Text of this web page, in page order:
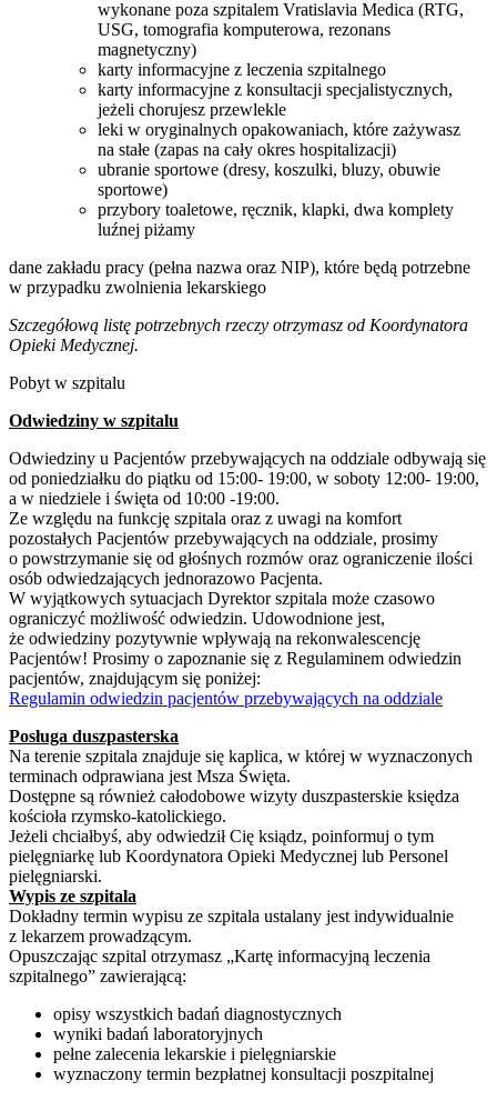
wykonane poza szpitalem Vratislavia Medica (RTG,
USG, tomografia komputerowa, rezonans
magnetyczny)
karty informacyjne z leczenia szpitalnego
karty informacyjne z konsultacji specjalistycznych,
jeżeli chorujesz przewlekle
leki w oryginalnych opakowaniach, które zażywasz
na stałe (zapas na cały okres hospitalizacji)
ubranie sportowe (dresy, koszulki, bluzy, obuwie
sportowe)
przybory toaletowe, ręcznik, klapki, dwa komplety
luźnej piżamy
dane zakładu pracy (pełna nazwa oraz NIP), które będą potrzebne
w przypadku zwolnienia lekarskiego
Szczegółową listę potrzebnych rzeczy otrzymasz od Koordynatora
Opieki Medycznej.
Pobyt w szpitalu
Odwiedziny w szpitalu
Odwiedziny u Pacjentów przebywających na oddziale odbywają się
od poniedziałku do piątku od 15:00- 19:00, w soboty 12:00- 19:00,
a w niedziele i święta od 10:00 -19:00.
Ze względu na funkcję szpitala oraz z uwagi na komfort
pozostałych Pacjentów przebywających na oddziale, prosimy
o powstrzymanie się od głośnych rozmów oraz ograniczenie ilości
osób odwiedzających jednorazowo Pacjenta.
W wyjątkowych sytuacjach Dyrektor szpitala może czasowo
ograniczyć możliwość odwiedzin. Udowodnione jest,
że odwiedziny pozytywnie wpływają na rekonwalescencję
Pacjentów! Prosimy o zapoznanie się z Regulaminem odwiedzin
pacjentów, znajdującym się poniżej:
Regulamin odwiedzin pacjentów przebywających na oddziale
Posługa duszpasterska
Na terenie szpitala znajduje się kaplica, w której w wyznaczonych
terminach odprawiana jest Msza Święta.
Dostępne są również całodobowe wizyty duszpasterskie księdza
kościoła rzymsko-katolickiego.
Jeżeli chciałbyś, aby odwiedził Cię ksiądz, poinformuj o tym
pielęgniarkę lub Koordynatora Opieki Medycznej lub Personel
pielęgniarski.
Wypis ze szpitala
Dokładny termin wypisu ze szpitala ustalany jest indywidualnie
z lekarzem prowadzącym.
Opuszczając szpital otrzymasz „Kartę informacyjną leczenia
szpitalnego” zawierającą:
opisy wszystkich badań diagnostycznych
wyniki badań laboratoryjnych
pełne zalecenia lekarskie i pielęgniarskie
wyznaczony termin bezpłatnej konsultacji poszpitalnej